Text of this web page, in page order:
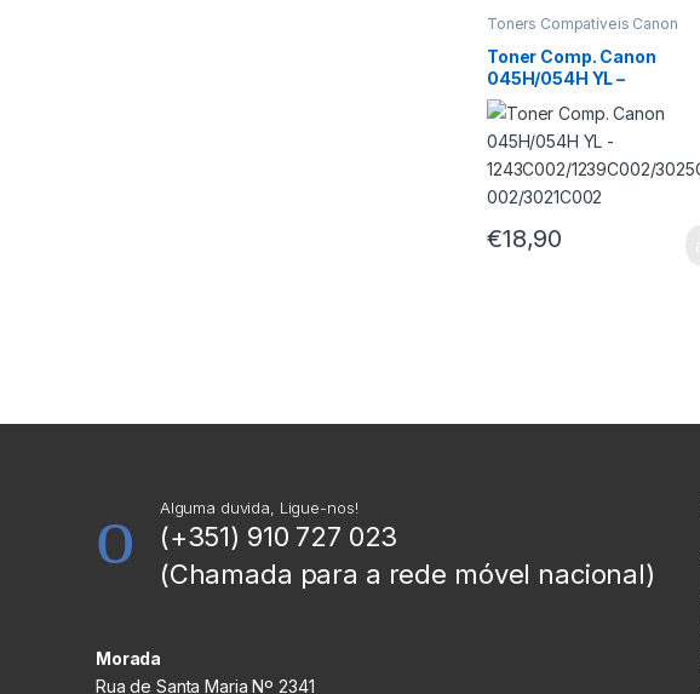
Toners Compatíveis Canon
Toner Comp. Canon
045H/054H YL –
1243C002/1239C002/302
5C002/3021C002
€18,90
Alguma duvida, Ligue-nos!
(+351) 910 727 023
(Chamada para a rede móvel nacional)
Morada
Rua de Santa Maria Nº 2341